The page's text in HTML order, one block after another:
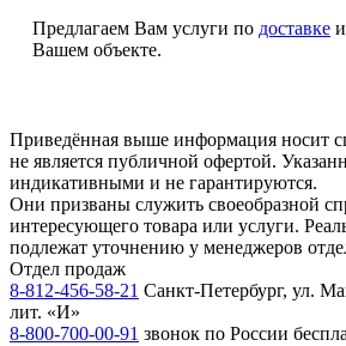
Предлагаем Вам услуги по доставке
Вашем объекте.
Приведённая выше информация носит
не является публичной офертой.
индикативными и не гарантируются.
Они призваны служить своеобразной
интересующего товара или услуги.
подлежат уточнению у менеджеров
Отдел продаж
8-812-456-58-21 Санкт-Петербург, ул.
лит. «И»
8-800-700-00-91 звонок по России